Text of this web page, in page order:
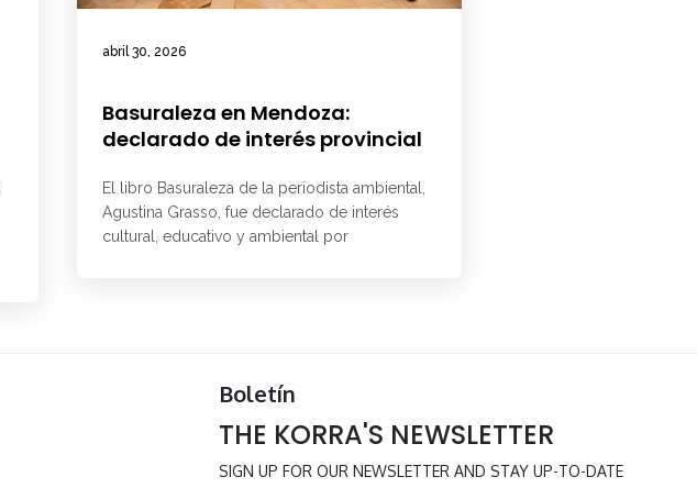
abril 30, 2026
Basuraleza en Mendoza:
declarado de interés provincial
El libro Basuraleza de la periodista ambiental,
Agustina Grasso, fue declarado de interés
cultural, educativo y ambiental por
Boletín
THE KORRA'S NEWSLETTER
SIGN UP FOR OUR NEWSLETTER AND STAY UP-TO-DATE